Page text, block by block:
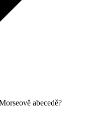
abecedě?